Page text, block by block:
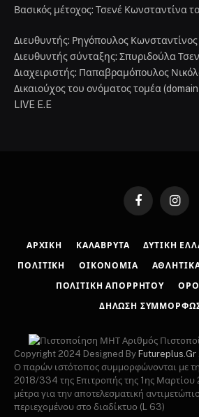
Βασικός μέτοχος: Τσενέ Κωνσταντίνα
Διευθυντής: Ρηγόπουλος Κωνσταντίνος
Διευθυντής σύνταξης: Σπυριδούλα
Διαχειριστής: Παπαβραμόπουλος
Δικαιούχος του ονόματος τομέα
LIVE E.E
Facebook
ΑΡΧΙΚΉ ΚΑΛΆΒΡΥΤΑ ΔΥΤΙΚΉ
ΠΟΛΙΤΙΚΉ ΟΙΚΟΝΟΜΊΑ
ΠΟΛΙΤΙΚΉ ΑΠΟΡΡΉΤΟΥ
ΔΉΛΩΣΗ
Αριθμός
Copyright 2024 Designed By Futureplus.Gr
Ο παρών ιστότοπος συμμορφώνονται με
2018/334 της Επιτροπής της 1ης Μαρτίου
μέτρα για την αποτελεσματική
περιεχομένου στο διαδίκτυο (L 63)